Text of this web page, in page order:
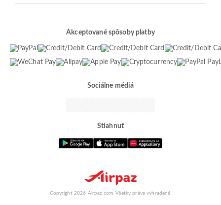
Akceptované spôsoby platby
Sociálne médiá
Stiahnuť
Copyright 2026 Airpaz.com. Všetky práva vyhradené.